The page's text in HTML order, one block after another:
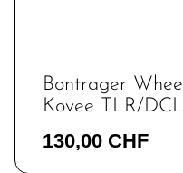
Bontrager
Kovee TLR/
130,00 CHF